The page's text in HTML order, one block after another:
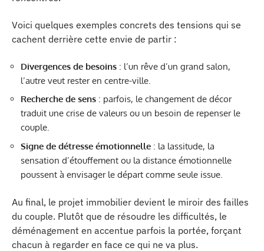
Voici quelques exemples concrets des tensions qui se
cachent derrière cette envie de partir :
Divergences de besoins : l’un rêve d’un grand salon,
l’autre veut rester en centre-ville.
Recherche de sens : parfois, le changement de décor
traduit une crise de valeurs ou un besoin de repenser le
couple.
Signe de détresse émotionnelle : la lassitude, la
sensation d’étouffement ou la distance émotionnelle
poussent à envisager le départ comme seule issue.
Au final, le projet immobilier devient le miroir des failles
du couple. Plutôt que de résoudre les difficultés, le
déménagement en accentue parfois la portée, forçant
chacun à regarder en face ce qui ne va plus.